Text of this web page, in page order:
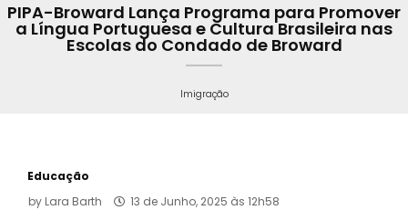
o
o
e
r
g
r
a
m
e
b
e
n
PIPA-Broward Lança Programa para Promover
a Língua Portuguesa e Cultura Brasileira nas
Escolas do Condado de Broward
Imigração
Educação
by Lara Barth 13 de Junho, 2025 às 12h58